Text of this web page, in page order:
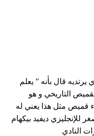
قال بأنه ” يعلم
التاريخي و هو
إرتداء قميص مثل هذا يعني له
للإنجليزي ديفيد بيكهام
النادي